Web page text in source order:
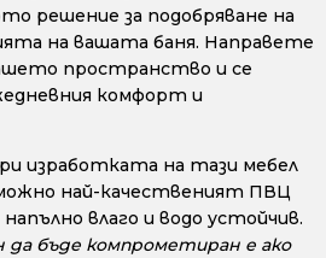
решение за подобряване на
на вашата баня. Направете
пространство и се
комфорт и
изработката на тази мебел
най-качественият ПВЦ
влаго и водо устойчив.
бъде компрометиран е ако